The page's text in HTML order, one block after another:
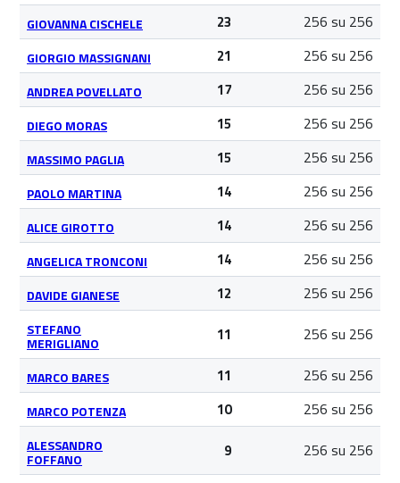
GIOVANNA CISCHELE 23 256 su 256
GIORGIO MASSIGNANI 21 256 su 256
ANDREA POVELLATO 17 256 su 256
DIEGO MORAS 15 256 su 256
MASSIMO PAGLIA 15 256 su 256
PAOLO MARTINA 14 256 su 256
ALICE GIROTTO 14 256 su 256
ANGELICA TRONCONI 14 256 su 256
DAVIDE GIANESE 12 256 su 256
STEFANO
MERIGLIANO 11 256 su 256
MARCO BARES 11 256 su 256
MARCO POTENZA 10 256 su 256
ALESSANDRO
FOFFANO 9 256 su 256